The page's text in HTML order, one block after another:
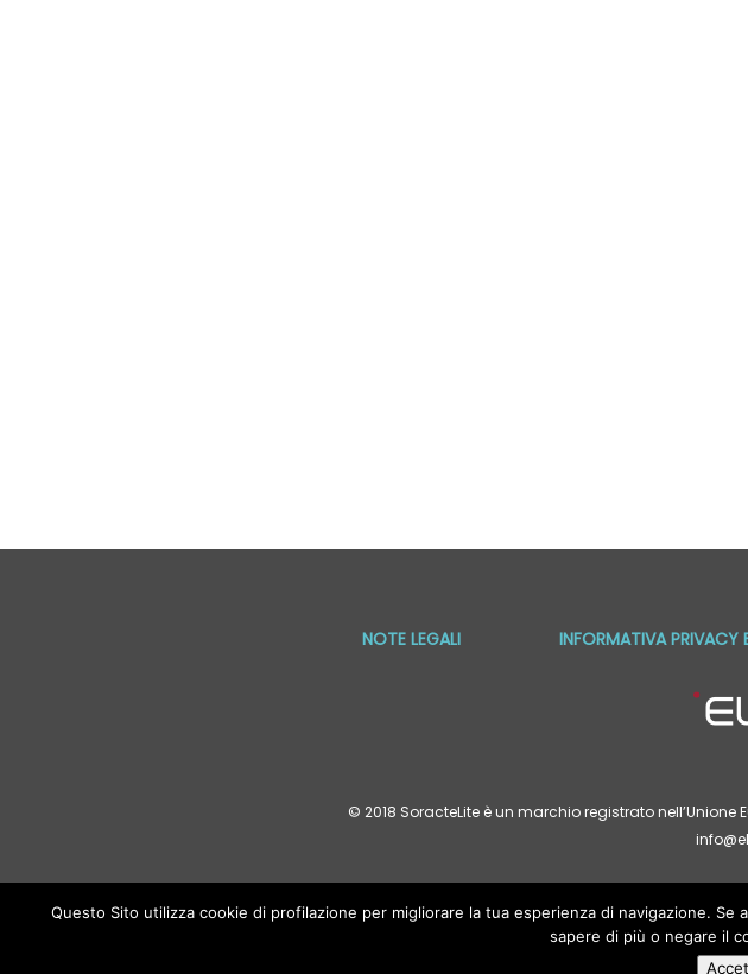
NOTE LEGALI INFORMATIVA PRIVACY
© 2018 SoracteLite è un marchio registrato
Le informazioni pubblicate in questo sito sono di carattere generale e hanno un
medico o da altri operatori sanitari abilitati a norma di legge. Eventuali nozioni
illustrativo e non permettono di acquisire le competenze necessarie per la loro
confrontate con
Questo Sito utilizza cookie di profilazione per migliorare la tua esperienza di navigazione.
sapere di più o negare il